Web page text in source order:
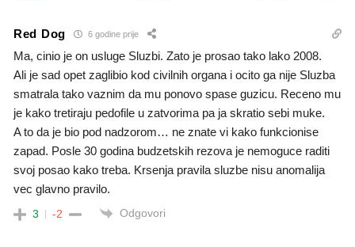
Red Dog 6 godine prije
Ma, cinio je on usluge Sluzbi. Zato je prosao tako lako 2008.
Ali je sad opet zaglibio kod civilnih organa i ocito ga nije Sluzba
smatrala tako vaznim da mu ponovo spase guzicu. Receno mu
je kako tretiraju pedofile u zatvorima pa ja skratio sebi muke.
A to da je bio pod nadzorom… ne znate vi kako funkcionise
zapad. Posle 30 godina budzetskih rezova je nemoguce raditi
svoj posao kako treba. Krsenja pravila sluzbe nisu anomalija
vec glavno pravilo.
3 -2 Odgovori